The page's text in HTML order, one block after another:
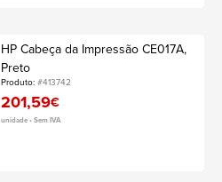
HP Cabeça da Impressão CE017A,
Preto
Produto:#413742
201,59€
unidade • Sem IVA